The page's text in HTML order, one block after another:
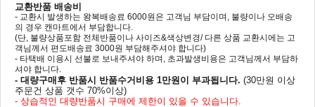
교환반품 배송비
- 교환시 발생하는 왕복배송료 6000원은 고객님 부담이며, 불량이나 오배송
의 경우 캔마트에서 부담합니다.
(단, 불량상품포함 전체반품이나 사이즈&색상변경/ 다른 상품 교환시에는 고
객님께서 편도배송료 3000원 부담해주셔야 합니다)
- 타택배 이용시 선불로 보내주셔야 하며, 초과발생비용은 고객님께서 부담하
셔야 합니다.
- 대량구매후 반품시 반품수거비용 1만원이 부과됩니다. (30만원 이상
주문건 상품 갯수 70%이상)
- 상습적인 대량반품시 구매에 제한이 있을 수 있습니다.